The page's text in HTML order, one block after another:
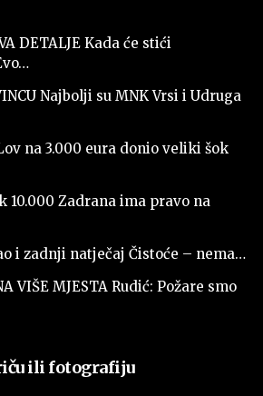
DETALJE Kada će stići
Najbolji su MNK Vrsi i Udruga
na 3.000 eura donio veliki šok
10.000 Zadrana ima pravo na
i zadnji natječaj Čistoće – nema…
VIŠE MJESTA Rudić: Požare smo
ili fotografiju